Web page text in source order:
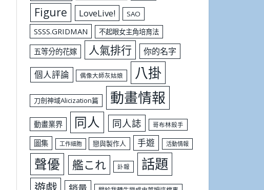
Figure LoveLive! SAO
SSSS.GRIDMAN 不起眼女主角培育法
五等分的花嫁 人氣排行 你的名字
個人評論 偶像大師灰姑娘 八掛
刀劍神域Alicization篇 動畫情報
動畫業界 同人 同人誌 哥布林殺手
圖集 工作細胞 戀與製作人 手遊 活動情報
聲優 艦これ 訃報 話題